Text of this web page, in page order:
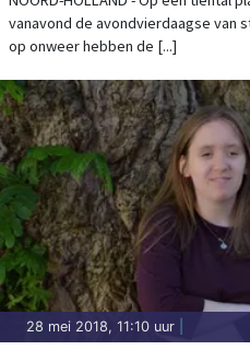
vanavond de avondvierdaagse van
op onweer hebben de [...]
28 mei 2018, 11:10 uur